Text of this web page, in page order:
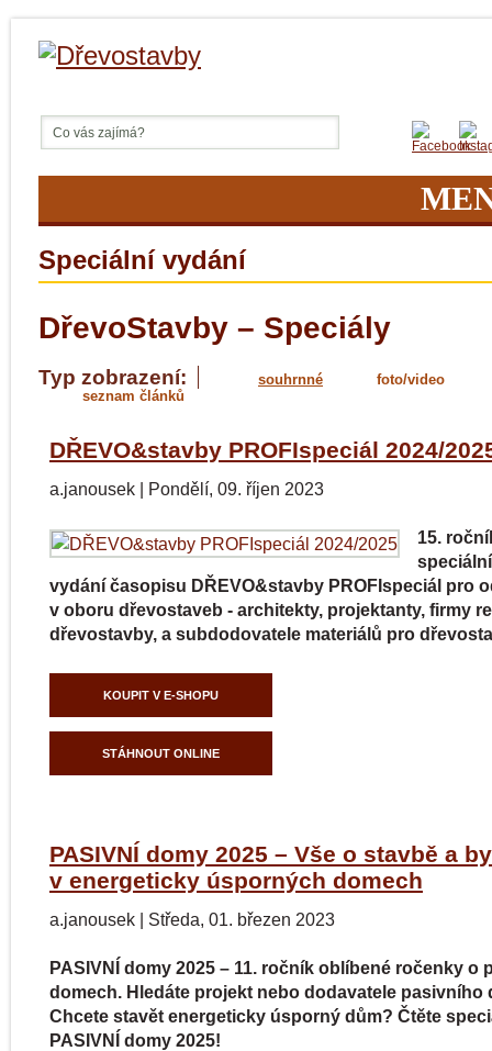
Speciální vydání
DřevoStavby – Speciály
Typ zobrazení: souhrnné
foto/video
seznam článků
DŘEVO&stavby PROFIspeciál 2024/
a.janousek | Pondělí, 09. říjen 2023
15.
vydání časopisu DŘEVO&stavby PROFIspeciál pro
v oboru dřevostaveb - architekty, projektanty, firmy
dřevostavby, a subdodovatele materiálů pro
KOUPIT V E-SHOPU
STÁHNOUT ONLINE
PASIVNÍ domy 2025 – Vše o stavbě a
v energeticky úsporných domech
a.janousek | Středa, 01. březen 2023
PASIVNÍ domy 2025 – 11. ročník oblíbené ročenky o
domech. Hledáte projekt nebo dodavatele pasivního
Chcete stavět energeticky úsporný dům? Čtěte
PASIVNÍ domy 2025!